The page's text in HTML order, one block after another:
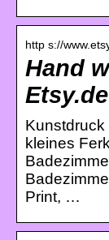
http s://
Hand
Etsy.de
Kunstdruck
kleines
Print, …